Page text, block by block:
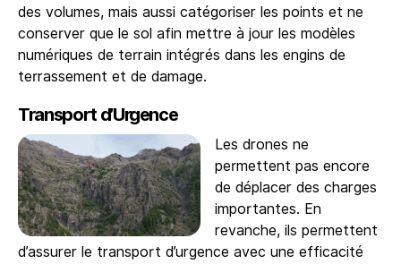
des volumes, mais aussi catégoriser les points et ne
conserver que le sol afin mettre à jour les modèles
numériques de terrain intégrés dans les engins de
terrassement et de damage.
Transport d’Urgence
Les drones ne
permettent pas encore
de déplacer des charges
importantes. En
revanche, ils permettent
d’assurer le transport d’urgence avec une efficacité